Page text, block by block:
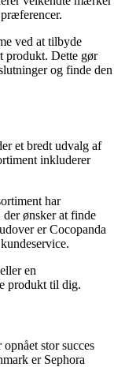
ved at tilbyde
produkt. Dette gør
og finde den
et bredt udvalg af
inkluderer
har
ønsker at finde
er Cocopanda
en
produkt til dig.
stor succes
er Sephora